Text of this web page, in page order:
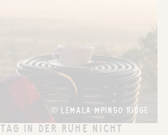
© LEMALA MPINGO RIDGE
IN DER RUHE NICHT